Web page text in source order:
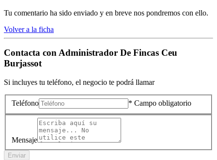
Tu comentario ha sido enviado y en breve nos pondremos con ello.
Volver a la ficha
Contacta conAdministrador De Fincas Ceu
Burjassot
Si incluyes tu teléfono, el negocio te podrá llamar
Teléfono * Campo obligatorio
Mensaje
Enviar